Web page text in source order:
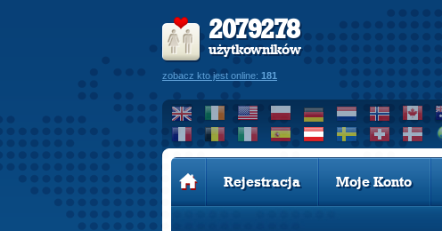
2079278
użytkowników
zobacz kto jest online: 181
Rejestracja Moje Konto